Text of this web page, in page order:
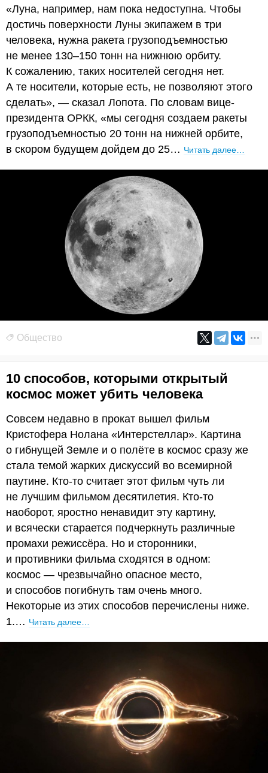
«Луна, например, нам пока недоступна. Чтобы
достичь поверхности Луны экипажем в три
человека, нужна ракета грузоподъемностью
не менее 130–150 тонн на нижнюю орбиту.
К сожалению, таких носителей сегодня нет.
А те носители, которые есть, не позволяют этого
сделать», — сказал Лопота. По словам вице-
президента ОРКК, «мы сегодня создаем ракеты
грузоподъемностью 20 тонн на нижней орбите,
в скором будущем дойдем до 25… Читать далее…
Общество
10 способов, которыми открытый
космос может убить человека
Совсем недавно в прокат вышел фильм
Кристофера Нолана «Интерстеллар». Картина
о гибнущей Земле и о полёте в космос сразу же
стала темой жарких дискуссий во всемирной
паутине. Кто-то считает этот фильм чуть ли
не лучшим фильмом десятилетия. Кто-то
наоборот, яростно ненавидит эту картину,
и всячески старается подчеркнуть различные
промахи режиссёра. Но и сторонники,
и противники фильма сходятся в одном:
космос — чрезвычайно опасное место,
и способов погибнуть там очень много.
Некоторые из этих способов перечислены ниже.
1.… Читать далее…